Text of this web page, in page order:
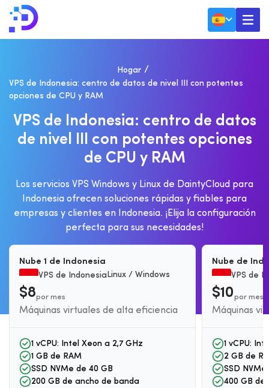
Hogar
VPS de Indonesia: centro de datos de nivel III con potentes
opciones de CPU y RAM
VPS DE INDONESIA: CENTRO DE DATOS
DE NIVEL III CON POTENTES OPCIONES
DE CPU Y RAM
Los servicios VPS Windows y Linux de DaintyCloud para
Indonesia ofrecen soluciones rápidas y fiables para
empresas y clientes en Indonesia. ¡Elija la configuración
perfecta para sus necesidades!
Nube 1 de Indonesia
VPS de Indonesia Linux / Windows
$8por mes
Máquinas virtuales de alta eficiencia
1 vCPU: Intel Xeon a 2,7 GHz
1 GB de RAM
SSD NVMe de 40 GB
200 GB de ancho de banda
Nube de
VPS de
$10por mes
Máquinas
1 vCPU:
2 GB de
SSD
400 GB de